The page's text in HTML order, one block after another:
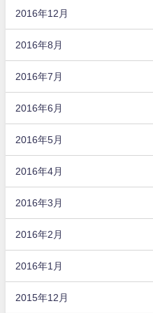
2016年12月
2016年8月
2016年7月
2016年6月
2016年5月
2016年4月
2016年3月
2016年2月
2016年1月
2015年12月